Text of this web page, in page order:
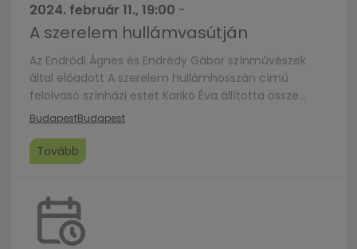
2024. február 11., 19:00 -
A szerelem hullámvasútján
Az Endrődi Ágnes és Endrédy Gábor színművészek
által előadott A szerelem hullámhosszán című
felolvasó színházi estet Karikó Éva állította össze
többek között Lackfi János, Szabó T. Anna, Varró
a 25 éve kulturális közösségi színtérként működő
Vojnovich-Huszár
v=_AciM3lzEik
BudapestBudapest
Tovább